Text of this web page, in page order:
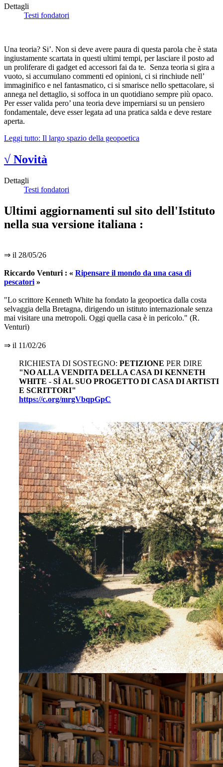
Dettagli
Testi fondatori
Una teoria? Si’. Non si deve avere paura di questa parola che è stata
ingiustamente scartata in questi ultimi tempi, per lasciare il posto ad
un proliferare di gadget ed accessori fai da te. Senza teoria si gira a
vuoto, si accumulano commenti ed opinioni, ci si rinchiude nell’
immaginifico e nel fantasmatico, ci si smarisce nello spettacolare, si
annega nel dettaglio, si soffoca in un quotidiano sempre più opaco.
Per esser valida pero’ una teoria deve imperniarsi su un pensiero
fondamentale, deve esser legata ad una pratica salda e deve restare
aperta.
Leggi tutto: Il largo spazio della geopoetica
√ Novità
Dettagli
Testi fondatori
Ultimi aggiornamenti sul sito dell'Istituto
nella sua versione italiana :
⇒ il 28/05/26
Riccardo Venturi : « Ripensare il mondo da una casa di
pescatori »
"Lo scrittore Kenneth White ha fondato la geopoetica dalla costa
selvaggia della Bretagna, dirigendo un istituto internazionale senza
mai visitare una metropoli. Oggi quella casa è in pericolo." (R.
Venturi)
⇒ il 11/02/26
RICHIESTA DI SOSTEGNO: PETIZIONE PER DIRE
"NO ALLA VENDITA DELLA CASA DI KENNETH
WHITE - SÌ AL SUO PROGETTO DI CASA DI ARTISTI
E SCRITTORI"
https://c.org/mrgVbqpGpC